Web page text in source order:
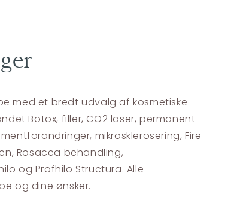
med et bredt udvalg af kosmetiske
Botox, filler, CO2 laser, permanent
mikrosklerosering, Fire
Rosacea behandling,
og Profhilo Structura. Alle
og dine ønsker.